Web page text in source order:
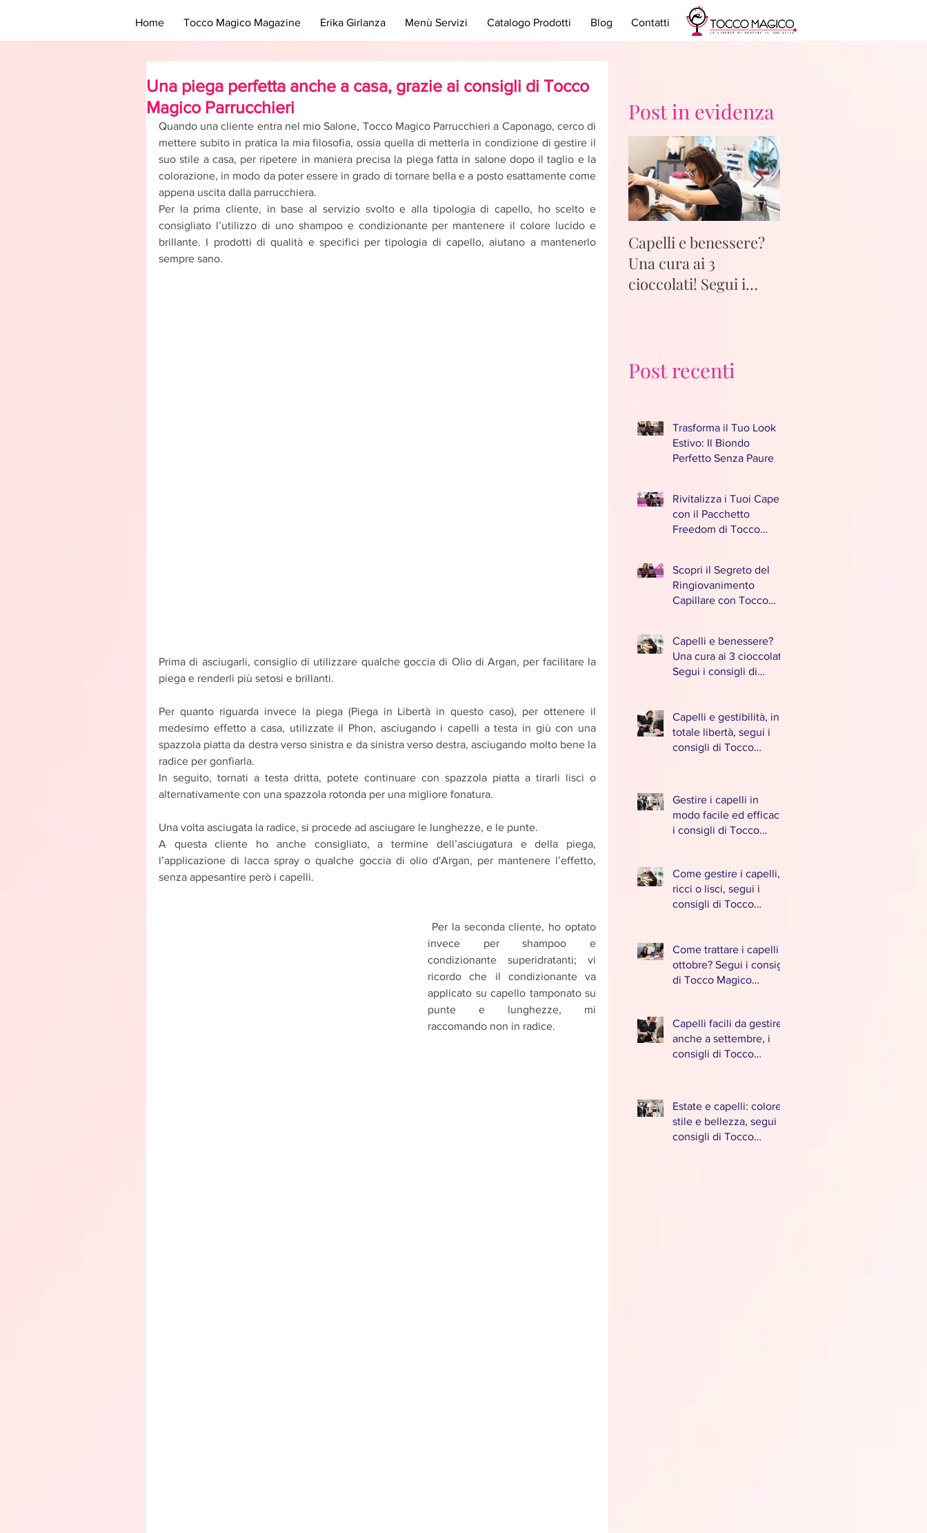
Una piega perfetta anche a casa, grazie ai consigli di Tocco
Magico Parrucchieri
Quando una cliente entra nel mio Salone, Tocco Magico Parrucchieri a Caponago, cerco di
mettere subito in pratica la mia filosofia, ossia quella di metterla in condizione di gestire il
suo stile a casa, per ripetere in maniera precisa la piega fatta in salone dopo il taglio e la
colorazione, in modo da poter essere in grado di tornare bella e a posto esattamente come
appena uscita dalla parrucchiera.
Per la prima cliente, in base al servizio svolto e alla tipologia di capello, ho scelto e
consigliato l’utilizzo di uno shampoo e condizionante per mantenere il colore lucido e
brillante. I prodotti di qualità e specifici per tipologia di capello, aiutano a mantenerlo
sempre sano.
Prima di asciugarli, consiglio di utilizzare qualche goccia di Olio di Argan, per facilitare la
piega e renderli più setosi e brillanti.
Per quanto riguarda invece la piega (Piega in Libertà in questo caso), per ottenere il
medesimo effetto a casa, utilizzate il Phon, asciugando i capelli a testa in giù con una
spazzola piatta da destra verso sinistra e da sinistra verso destra, asciugando molto bene la
radice per gonfiarla.
In seguito, tornati a testa dritta, potete continuare con spazzola piatta a tirarli lisci o
alternativamente con una spazzola rotonda per una migliore fonatura.
Una volta asciugata la radice, si procede ad asciugare le lunghezze, e le punte.
A questa cliente ho anche consigliato, a termine dell’asciugatura e della piega,
l’applicazione di lacca spray o qualche goccia di olio d'Argan, per mantenere l’effetto,
senza appesantire però i capelli.
invece per shampoo e
condizionante superidratanti; vi
ricordo che il condizionante va
applicato su capello tamponato su
punte e lunghezze, mi
raccomando non in radice.
Post in evidenza
Capelli e benessere?
Una cura ai 3
cioccolati! Segui i
Post recenti
Trasforma il Tuo Look
Estivo: Il Biondo
Perfetto Senza Paure
Rivitalizza i Tuoi Capelli
con il Pacchetto
Freedom di Tocco
Scopri il Segreto del
Ringiovanimento
Capillare con Tocco
Capelli e benessere?
Una cura ai 3 cioccolati!
Segui i consigli di
Caponago
Capelli e gestibilità, in
totale libertà, segui i
consigli di Tocco
Gestire i capelli in
modo facile ed efficace,
i consigli di Tocco
Come gestire i capelli,
ricci o lisci, segui i
consigli di Tocco
Come trattare i capelli a
ottobre? Segui i consigli
di Tocco Magico
Capelli facili da gestire,
anche a settembre, i
consigli di Tocco
Estate e capelli: colore,
stile e bellezza, segui i
consigli di Tocco
Home Tocco Magico Magazine Erika Girlanza Menù Servizi Catalogo Prodotti Blog Contatti